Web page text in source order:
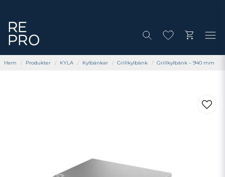
Hem Produkter KYLA Kylbänkar Grillkylbänk Grillkylbänk – 940 mm